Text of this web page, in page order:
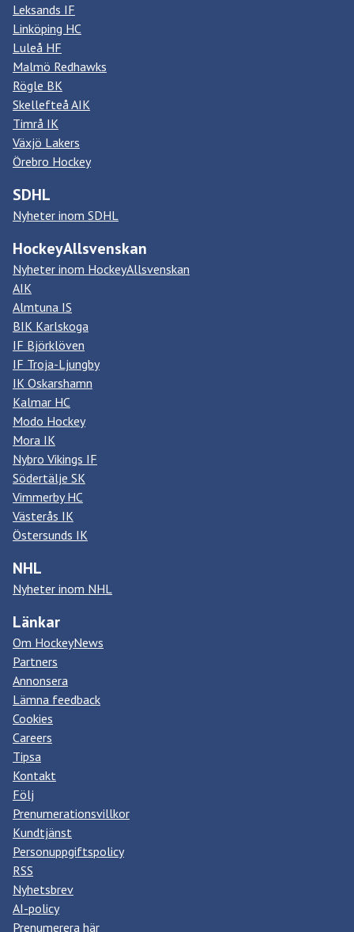
Leksands IF
Linköping HC
Luleå HF
Malmö Redhawks
Rögle BK
Skellefteå AIK
Timrå IK
Växjö Lakers
Örebro Hockey
SDHL
Nyheter inom SDHL
HockeyAllsvenskan
Nyheter inom HockeyAllsvenskan
AIK
Almtuna IS
BIK Karlskoga
IF Björklöven
IF Troja-Ljungby
IK Oskarshamn
Kalmar HC
Modo Hockey
Mora IK
Nybro Vikings IF
Södertälje SK
Vimmerby HC
Västerås IK
Östersunds IK
NHL
Nyheter inom NHL
Länkar
Om HockeyNews
Partners
Annonsera
Lämna feedback
Cookies
Careers
Tipsa
Kontakt
Följ
Prenumerationsvillkor
Kundtjänst
Personuppgiftspolicy
RSS
Nyhetsbrev
AI-policy
Prenumerera här